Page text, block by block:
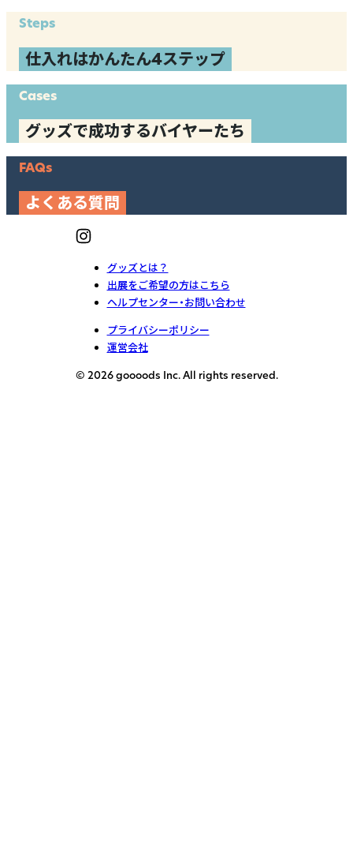
Steps
仕入れはかんたん4ステップ
Cases
グッズで成功するバイヤーたち
FAQs
よくある質問
グッズとは？
出展をご希望の方はこちら
ヘルプセンター・お問い合わせ
プライバシーポリシー
運営会社
© 2026 goooods Inc. All rights reserved.